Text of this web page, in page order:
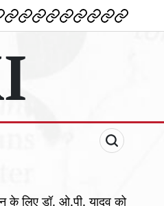
मनोरंजन
शिक्षाटेक्नोलॉजी
व्यापारक्राइम
धर्म खेलक्रिप्टोस्वास्थ्य
के लिए डॉ. ओ.पी. यादव को